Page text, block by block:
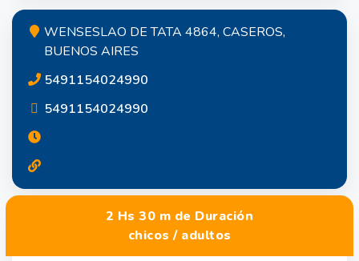
WENSESLAO DE TATA 4864, CASEROS,
BUENOS AIRES
5491154024990
5491154024990
2 Hs 30 m de Duración
chicos / adultos